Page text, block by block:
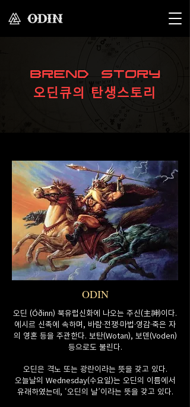
Brend Story
오딘큐의 탄생스토리
ODIN
오딘 (Óðinn) 북유럽신화에 나오는 주신(主神)이다.
에시르 신족에 속하며, 바람·전쟁·마법·영감·죽은 자
의 영혼 등을 주관한다. 보탄(Wotan), 보덴(Voden)
등으로도 불린다.
오딘은 격노 또는 광란이라는 뜻을 갖고 있다.
오늘날의 Wednesday(수요일)는 오딘의 이름에서
유래하였는데, ‘오딘의 날’이라는 뜻을 갖고 있다.